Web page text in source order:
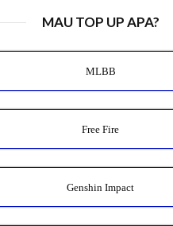
MAU TOP UP APA?
MLBB
Free Fire
Genshin Impact